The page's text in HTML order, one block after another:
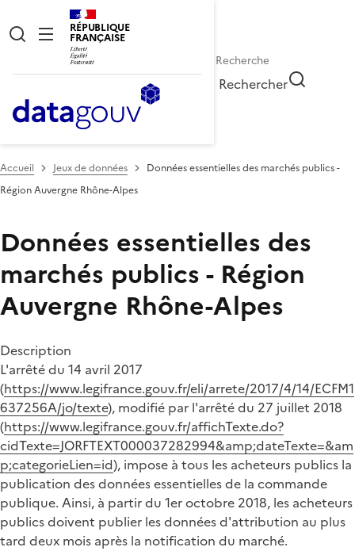
RÉPUBLIQUE
FRANÇAISE
Rechercher
Accueil Jeux de données
Données essentielles des marchés publics -
Région Auvergne Rhône-Alpes
Données essentielles des
marchés publics - Région
Auvergne Rhône-Alpes
Description
L'arrêté du 14 avril 2017
(https://www.legifrance.gouv.fr/eli/arrete/2017/4/14/ECFM1
637256A/jo/texte), modifié par l'arrêté du 27 juillet 2018
(https://www.legifrance.gouv.fr/affichTexte.do?
cidTexte=JORFTEXT000037282994&amp;dateTexte=&am
p;categorieLien=id), impose à tous les acheteurs publics la
publication des données essentielles de la commande
publique. Ainsi, à partir du 1er octobre 2018, les acheteurs
publics doivent publier les données d'attribution au plus
tard deux mois après la notification du marché.